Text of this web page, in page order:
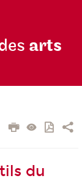
arts
du